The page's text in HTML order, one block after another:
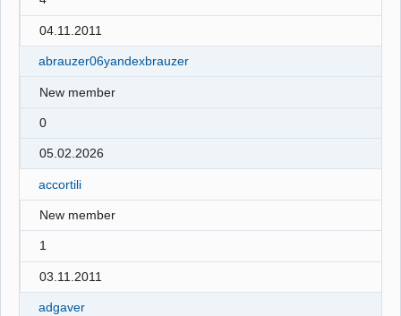
04.11.2011
abrauzer06yandexbrauzer
New member
0
05.02.2026
accortili
New member
1
03.11.2011
adgaver